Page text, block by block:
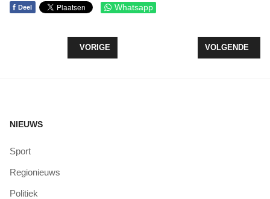
f Deel Whatsapp
VORIG ARTIKEL: DUIK IN JE
VORIGE VOLGENDE
VOLGENDE
NIEUWS
Sport
Regionieuws
Politiek